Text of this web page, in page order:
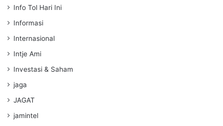
Info Tol Hari Ini
Informasi
Internasional
Intje Ami
Investasi & Saham
jaga
JAGAT
jamintel